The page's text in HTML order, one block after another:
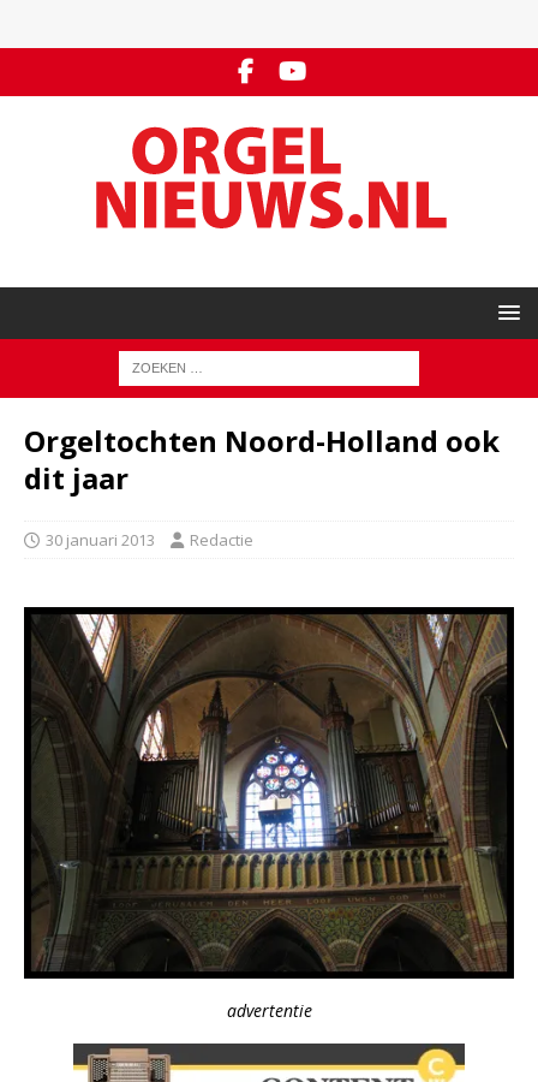
Orgeltochten Noord-Holland ook
dit jaar
30 januari 2013 Redactie
advertentie